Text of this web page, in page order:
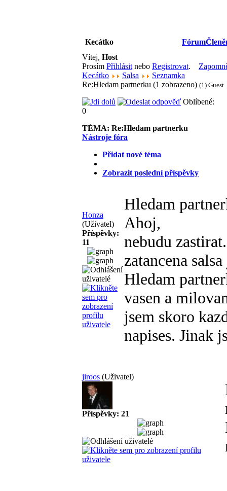
Kecátko Fórum
Vítej, Host
Prosím Přihlásit nebo Registrovat.
Kecátko
Salsa
Seznamka
Re:Hledam partnerku (1 zobrazeno) (1) Guest
Oblíbené:
0
TÉMA: Re:Hledam partnerku
Nástroje fóra
Přidat nové téma
Zobrazit poslední příspěvky
Honza
(Uživatel)
Příspěvky:
11
Hledam
Ahoj,
nebudu
zatancena
Hledam
vasen a
jsem skoro
napises. Jinak
jiroos (Uživatel)
Příspěvky: 21